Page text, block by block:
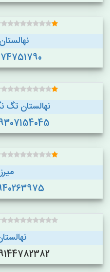
نهالستان تگ
09144782382